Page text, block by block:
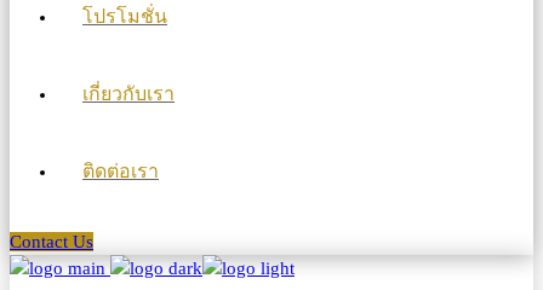
โปรโมชั่น
เกี่ยวกับเรา
ติดต่อเรา
Contact Us